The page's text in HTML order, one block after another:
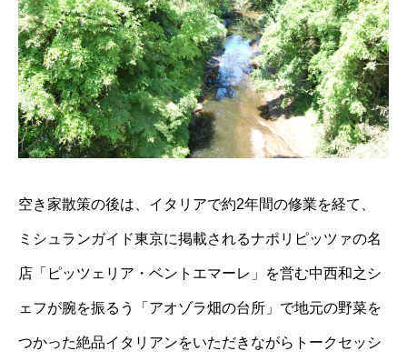
空き家散策の後は、イタリアで約2年間の修業を経て、
ミシュランガイド東京に掲載されるナポリピッツァの名
店「ピッツェリア・ベントエマーレ」を営む中西和之シ
ェフが腕を振るう「アオゾラ畑の台所」で地元の野菜を
つかった絶品イタリアンをいただきながらトークセッシ